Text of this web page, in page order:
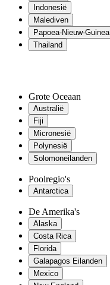
Indonesië
Malediven
Papoea-Nieuw-Guinea
Thailand
Grote Oceaan
Australië
Fiji
Micronesië
Polynesië
Solomoneilanden
Poolregio's
Antarctica
De Amerika's
Alaska
Costa Rica
Florida
Galapagos Eilanden
Mexico